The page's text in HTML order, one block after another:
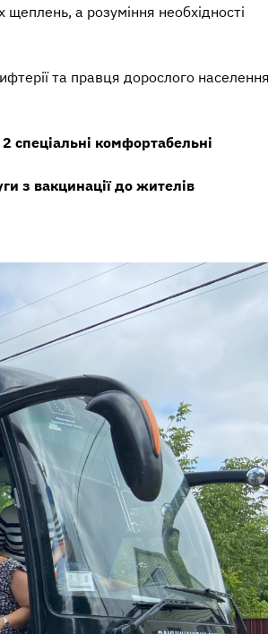
а розуміння необхідності
та правця дорослого населення
спеціальні комфортабельні
з вакцинації до жителів